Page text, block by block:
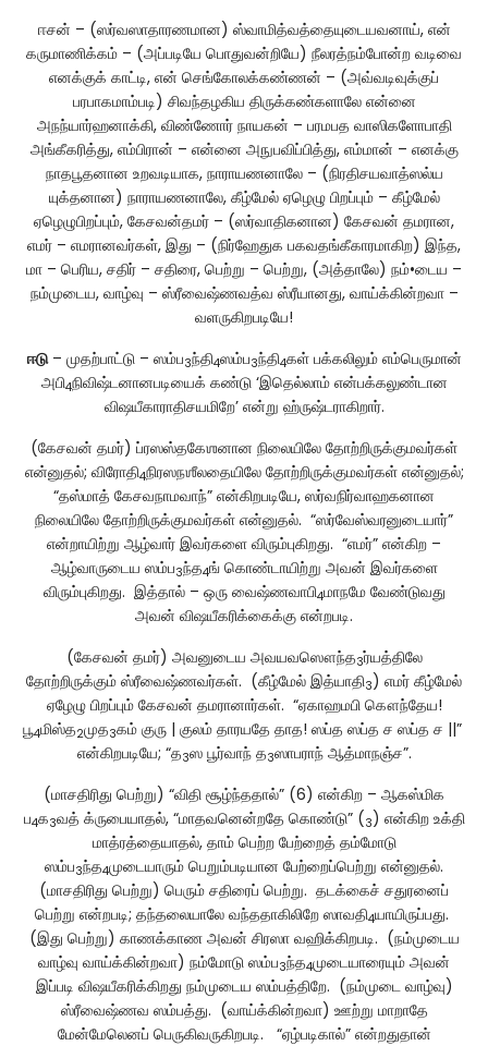
ஈசன் – (ஸர்வஸாதாரணமான) ஸ்வாமித்வத்தையுடையவனாய், என்
கருமாணிக்கம் – (அப்படியே பொதுவன்றியே) நீலரத்நம்போன்ற வடிவை
எனக்குக் காட்டி, என் செங்கோலக்கண்ணன் – (அவ்வடிவுக்குப்
பரபாகமாம்படி) சிவந்தழகிய திருக்கண்களாலே என்னை
அநந்யார்ஹனாக்கி, விண்ணோர் நாயகன் – பரமபத வாஸிகளோபாதி
அங்கீகரித்து, எம்பிரான் – என்னை அநுபவிப்பித்து, எம்மான் – எனக்கு
நாதபூதனான உறவடியாக, நாராயணனாலே – (நிரதிசயவாத்ஸல்ய
யுக்தனான) நாராயணனாலே, கீழ்மேல் ஏழெழு பிறப்பும் – கீழ்மேல்
ஏழெழுபிறப்பும், கேசவன்தமர் – (ஸர்வாதிகனான) கேசவன் தமரான,
எமர் – எமரானவர்கள், இது – (நிர்ஹேதுக பகவதங்கீகாரமாகிற) இந்த,
மா – பெரிய, சதிர் – சதிரை, பெற்று – பெற்று, (அத்தாலே) நம்•டைய –
நம்முடைய, வாழ்வு – ஸ்ரீவைஷ்ணவத்வ ஸ்ரீயானது, வாய்க்கின்றவா –
வளருகிறபடியே!
ஈடு– முதற்பாட்டு – ஸம்ப3ந்தி4ஸம்ப3ந்தி4கள் பக்கலிலும் எம்பெருமான்
அபி4நிவிஷ்டனானபடியைக் கண்டு ‘இதெல்லாம் என்பக்கலுண்டான
விஷயீகாராதிசயமிறே’ என்று ஹ்ருஷ்டராகிறார்.
(கேசவன் தமர்) ப்ரஸஸ்தகேஶனான நிலையிலே தோற்றிருக்குமவர்கள்
என்னுதல்; விரோதி4நிரஸநஶீலதையிலே தோற்றிருக்குமவர்கள் என்னுதல்;
“தஸ்மாத் கேசவநாமவாந்” என்கிறபடியே, ஸர்வநிர்வாஹகனான
நிலையிலே தோற்றிருக்குமவர்கள் என்னுதல். “ஸர்வேஸ்வரனுடையார்”
என்றாயிற்று ஆழ்வார் இவர்களை விரும்புகிறது. “எமர்” என்கிற –
ஆழ்வாருடைய ஸம்ப3ந்த4ங் கொண்டாயிற்று அவன் இவர்களை
விரும்புகிறது. இத்தால் – ஒரு வைஷ்ணவாபி4மாநமே வேண்டுவது
அவன் விஷயீகரிக்கைக்கு என்றபடி.
(கேசவன் தமர்) அவனுடைய அவயவஸௌந்த3ர்யத்திலே
தோற்றிருக்கும் ஸ்ரீவைஷ்ணவர்கள். (கீழ்மேல் இத்யாதி3) எமர் கீழ்மேல்
ஏழேழு பிறப்பும் கேசவன் தமரானார்கள். “ஏகாஹமபி கௌந்தேய!
பூ4மிஸ்த2முத3கம் குரு | குலம் தாரயதே தாத! ஸப்த ஸப்த ச ஸப்த ச ||”
என்கிறபடியே; “த3ஸ பூர்வாந் த3ஸாபராந் ஆத்மாநஞ்ச”.
(மாசதிரிது பெற்று) “விதி சூழ்ந்ததால்” (6) என்கிற – ஆகஸ்மிக
ப4க3வத் க்ருபையாதல், “மாதவனென்றதே கொண்டு” (3) என்கிற உக்தி
மாத்ரத்தையாதல், தாம் பெற்ற பேற்றைத் தம்மோடு
ஸம்ப3ந்த4முடையாரும் பெறும்படியான பேற்றைப்பெற்று என்னுதல்.
(மாசதிரிது பெற்று) பெரும் சதிரைப் பெற்று. தடக்கைச் சதுரனைப்
பெற்று என்றபடி; தந்தலையாலே வந்ததாகிலிறே ஸாவதி4யாயிருப்பது.
(இது பெற்று) காணக்காண அவன் சிரஸா வஹிக்கிறபடி. (நம்முடைய
வாழ்வு வாய்க்கின்றவா) நம்மோடு ஸம்ப3ந்த4முடையாரையும் அவன்
இப்படி விஷயீகரிக்கிறது நம்முடைய ஸம்பத்திறே. (நம்முடை வாழ்வு)
ஸ்ரீவைஷ்ணவ ஸம்பத்து. (வாய்க்கின்றவா) ஊற்று மாறாதே
மேன்மேலெனப் பெருகிவருகிறபடி. “ஏழ்படிகால்” என்றதுதான்